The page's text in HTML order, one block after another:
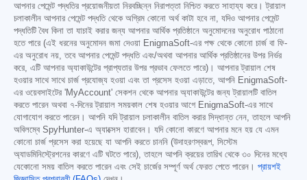
আপনার পেমেন্ট পদ্ধতির প্রয়োজনীয়তা নিরবচ্ছিন্ন নিরাপত্তা নিশ্চিত করতে সাহায্য করে। ট্রায়াল
চলাকালীন আপনার পেমেন্ট পদ্ধতি থেকে অগ্রিম কোনো অর্থ কাটা হবে না, যদিও আপনার পেমেন্ট
পদ্ধতিটি বৈধ কিনা তা যাচাই করার জন্য আপনার আর্থিক প্রতিষ্ঠানে অনুমোদনের অনুরোধ পাঠানো
হতে পারে (এই ধরনের অনুমোদন জমা দেওয়া EnigmaSoft-এর পক্ষ থেকে কোনো চার্জ বা ফি-
এর অনুরোধ নয়, তবে আপনার পেমেন্ট পদ্ধতি এবং/অথবা আপনার আর্থিক প্রতিষ্ঠানের উপর নির্ভর
করে, এটি আপনার অ্যাকাউন্টের প্রাপ্যতার উপর প্রভাব ফেলতে পারে)। আপনার ট্রায়াল শেষ
হওয়ার সাথে সাথে চার্জ প্রযোজ্য হওয়া এবং তা প্রসেস হওয়া এড়াতে, আপনি EnigmaSoft-
এর ওয়েবসাইটের 'MyAccount' সেকশন থেকে আপনার অ্যাকাউন্টের জন্য ট্রায়ালটি বাতিল
করতে পারেন অথবা ৭-দিনের ট্রায়াল সময়কাল শেষ হওয়ার আগে EnigmaSoft-এর সাথে
যোগাযোগ করতে পারেন। আপনি যদি ট্রায়াল চলাকালীন বাতিল করার সিদ্ধান্ত নেন, তাহলে আপনি
অবিলম্বে SpyHunter-এ অ্যাক্সেস হারাবেন। যদি কোনো কারণে আপনার মনে হয় যে এমন
কোনো চার্জ প্রসেস করা হয়েছে যা আপনি করতে চাননি (উদাহরণস্বরূপ, সিস্টেম
অ্যাডমিনিস্ট্রেশনের কারণে এটি ঘটতে পারে), তাহলে আপনি ক্রয়ের তারিখ থেকে ৩০ দিনের মধ্যে
যেকোনো সময় বাতিল করতে পারেন এবং সেই চার্জের সম্পূর্ণ অর্থ ফেরত পেতে পারেন। প্রায়শই